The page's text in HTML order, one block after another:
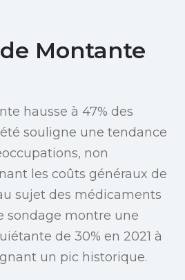
Montante
hausse à 47% des
souligne une tendance
non
les coûts généraux de
sujet des médicaments
sondage montre une
de 30% en 2021 à
un pic historique.